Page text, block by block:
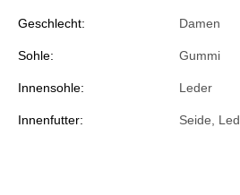
Geschlecht: Damen
Sohle: Gummi
Innensohle: Leder
Innenfutter: Seide,